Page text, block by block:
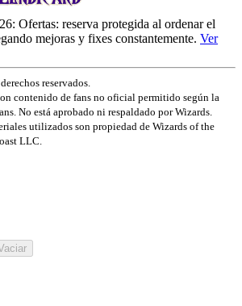
Ofertas: reserva protegida al ordenar el
mejoras y fixes constantemente. Ver
reservados.
contenido de fans no oficial permitido según la
No está aprobado ni respaldado por Wizards.
utilizados son propiedad de Wizards of the
LLC.